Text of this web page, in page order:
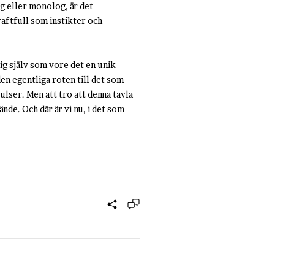
eller monolog, är det
som instikter och
själv som vore det en unik
egentliga roten till det som
Men att tro att denna tavla
Och där är vi nu, i det som